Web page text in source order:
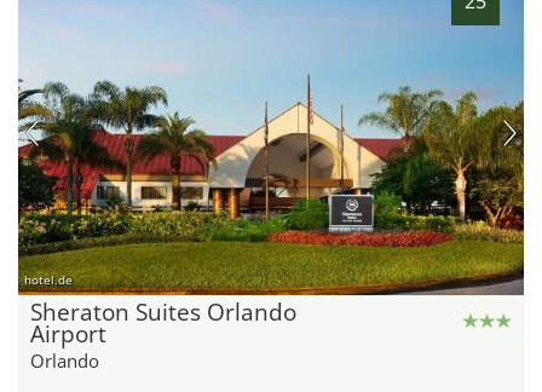
hotel.de
Sheraton Suites Orlando
Airport
Orlando